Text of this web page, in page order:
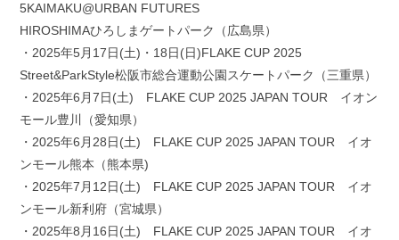
5KAIMAKU@URBAN FUTURES
HIROSHIMAひろしまゲートパーク（広島県）
・2025年5月17日(土)・18日(日)FLAKE CUP 2025
Street&ParkStyle松阪市総合運動公園スケートパーク（三重県）
・2025年6月7日(土) FLAKE CUP 2025 JAPAN TOUR イオン
モール豊川（愛知県）
・2025年6月28日(土) FLAKE CUP 2025 JAPAN TOUR イオ
ンモール熊本（熊本県)
・2025年7月12日(土) FLAKE CUP 2025 JAPAN TOUR イオ
ンモール新利府（宮城県）
・2025年8月16日(土) FLAKE CUP 2025 JAPAN TOUR イオ